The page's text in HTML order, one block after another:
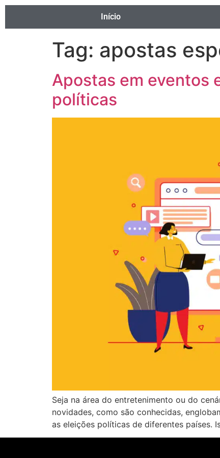
Início
Tag: apostas
Apostas em eventos
políticas
Seja na área do entretenimento ou do
novidades, como são conhecidas,
as eleições políticas de diferentes países.